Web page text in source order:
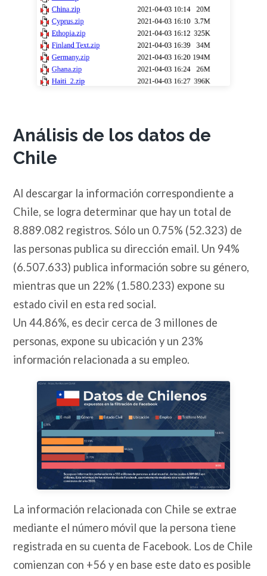
Análisis de los datos de
Chile
Al descargar la información correspondiente a
Chile, se logra determinar que hay un total de
8.889.082 registros. Sólo un 0.75% (52.323) de
las personas publica su dirección email. Un 94%
(6.507.633) publica información sobre su género,
mientras que un 22% (1.580.233) expone su
estado civil en esta red social.
Un 44.86%, es decir cerca de 3 millones de
personas, expone su ubicación y un 23%
información relacionada a su empleo.
La información relacionada con Chile se extrae
mediante el número móvil que la persona tiene
registrada en su cuenta de Facebook. Los de Chile
comienzan con +56 y en base este dato es posible